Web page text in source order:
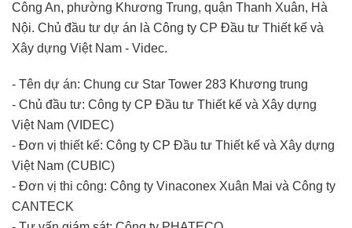
Công An, phường Khương Trung, quận Thanh Xuân, Hà
Nội. Chủ đầu tư dự án là Công ty CP Đầu tư Thiết kế và
Xây dựng Việt Nam - Videc.
- Tên dự án: Chung cư Star Tower 283 Khương trung
- Chủ đầu tư: Công ty CP Đầu tư Thiết kế và Xây dựng
Việt Nam (VIDEC)
- Đơn vị thiết kế: Công ty CP Đầu tư Thiết kế và Xây dựng
Việt Nam (CUBIC)
- Đơn vị thi công: Công ty Vinaconex Xuân Mai và Công ty
CANTECK